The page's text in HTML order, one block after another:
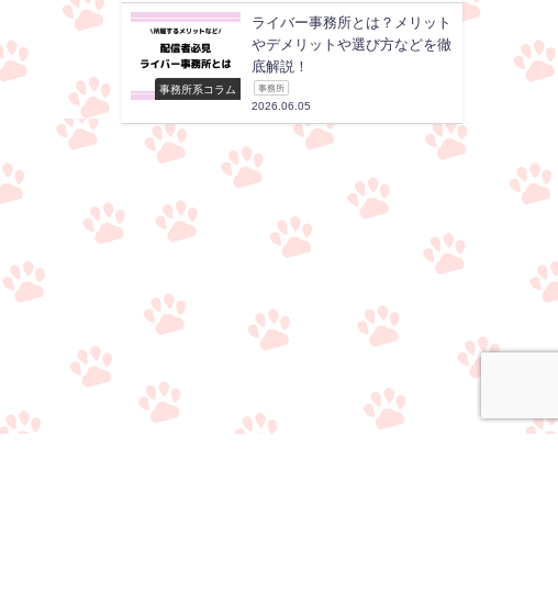
事務所系コラム
ライバー事務所とは？メリット
やデメリットや選び方などを徹
底解説！
事務所
2026.06.05